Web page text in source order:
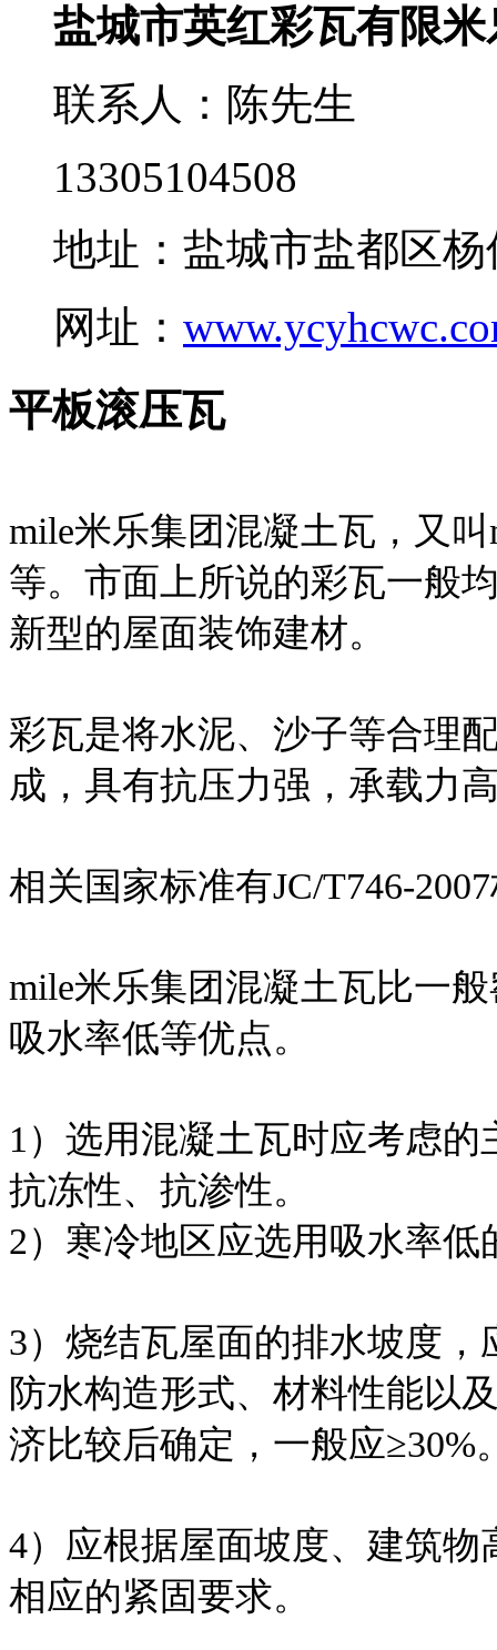
盐城市英红彩瓦有限
联系人：陈先生
13305104508
地址：盐城市盐都区
网址：
平板滚压瓦
mile米乐集团混凝土瓦，又
等。市面上所说的彩瓦一般
新型的屋面装饰建材。
彩瓦是将水泥、沙子等合理
成，具有抗压力强，承载力
相关国家标准有JC/T746-
mile米乐集团混凝土瓦比一
吸水率低等优点。
1）选用混凝土瓦时应考虑
抗冻性、抗渗性。
2）寒冷地区应选用吸水率低
3）烧结瓦屋面的排水坡度
防水构造形式、材料性能以
济比较后确定，一般应≥30%
4）应根据屋面坡度、建筑
相应的紧固要求。